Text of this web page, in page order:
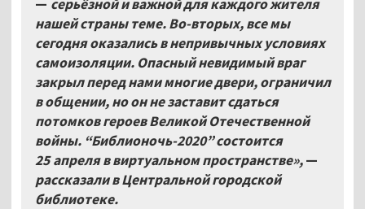
— серьёзной и важной для каждого жителя
нашей страны теме. Во-вторых, все мы
сегодня оказались в непривычных условиях
самоизоляции. Опасный невидимый враг
закрыл перед нами многие двери, ограничил
в общении, но он не заставит сдаться
потомков героев Великой Отечественной
войны. “Библионочь-2020” состоится
25 апреля в виртуальном пространстве»,—
рассказали в Центральной городской
библиотеке.